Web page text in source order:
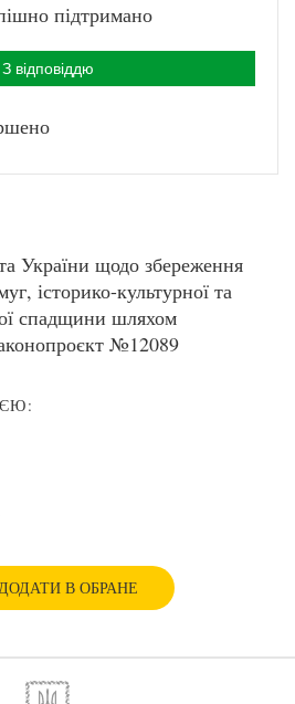
підтримано
З відповіддю
України щодо збереження
історико-культурної та
спадщини шляхом
№12089
В ОБРАНЕ